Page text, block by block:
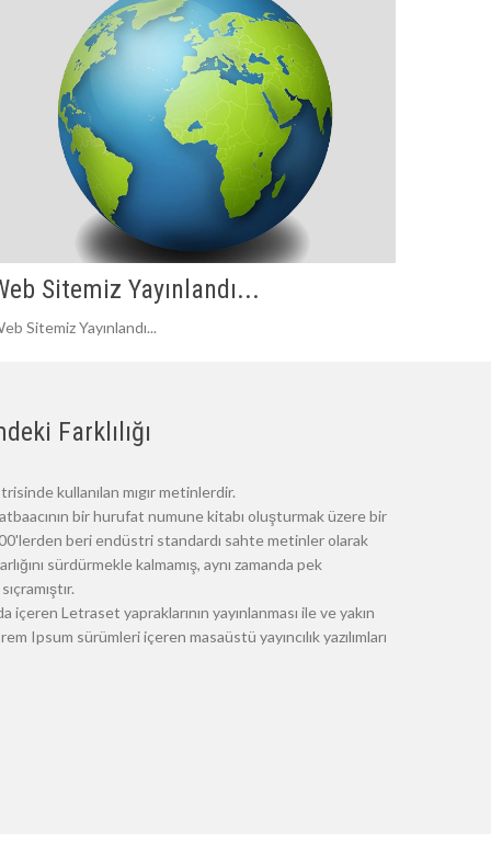
Sitemiz Yayınlandı...
Sitemiz Yayınlandı...
Farklılığı
kullanılan mıgır metinlerdir.
bir hurufat numune kitabı oluşturmak üzere bir
beri endüstri standardı sahte metinler olarak
sürdürmekle kalmamış, aynı zamanda pek
içeren Letraset yapraklarının yayınlanması ile ve yakın
Ipsum sürümleri içeren masaüstü yayıncılık yazılımları